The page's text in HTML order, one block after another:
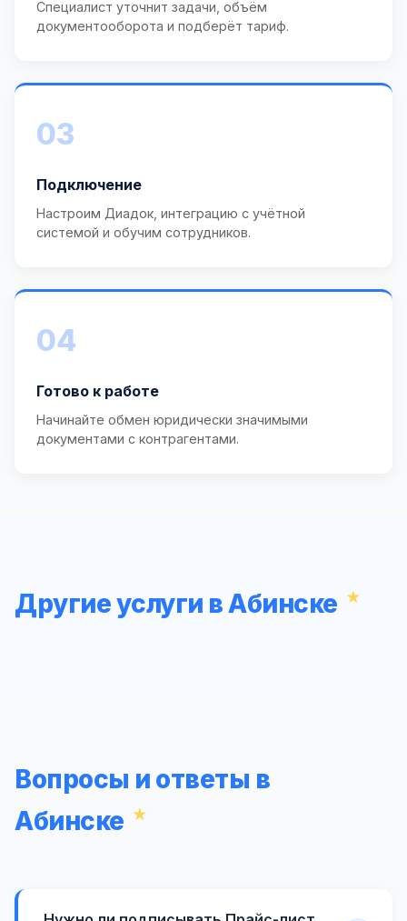
Специалист уточнит задачи, объём
документооборота и подберёт тариф.
03
Подключение
Настроим Диадок, интеграцию с учётной
системой и обучим сотрудников.
04
Готово к работе
Начинайте обмен юридически значимыми
документами с контрагентами.
Другие услуги в Абинске
Вопросы и ответы в
Абинске